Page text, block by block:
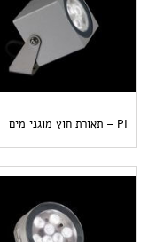
PI – תאורת חוץ מוגני מים